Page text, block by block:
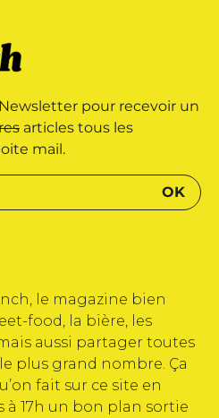
droits
Web •
pour recevoir un
articles tous les
mail.
le magazine bien
food, la bière, les
aussi partager toutes
plus grand nombre. Ça
fait sur ce site en
17h un bon plan sortie